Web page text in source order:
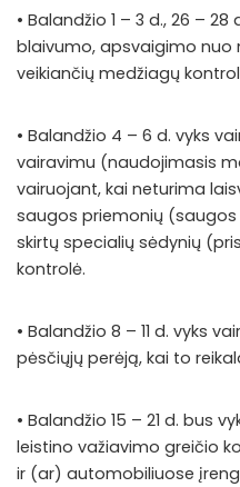
• Balandžio 1 – 3 d., 26 –
blaivumo, apsvaigimo nuo
veikiančių medžiagų
• Balandžio 4 – 6 d. vyks
vairavimu (naudojimasis
vairuojant, kai neturima
saugos priemonių
skirtų specialių sėdynių
kontrolė.
• Balandžio 8 – 11 d. vyks
pėsčiųjų perėją, kai to
• Balandžio 15 – 21 d. bus
leistino važiavimo greičio
ir (ar) automobiliuose